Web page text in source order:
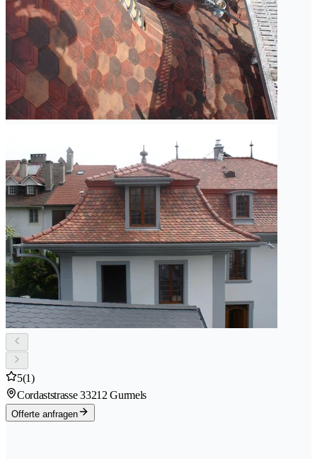
5(1)
Cordaststrasse 33212 Gurmels
Offerte anfragen